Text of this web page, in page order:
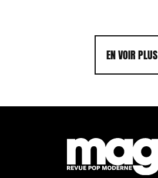
EN VOIR PLUS